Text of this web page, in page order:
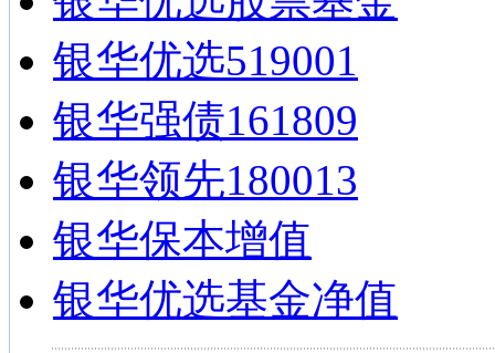
银华优选519001
银华强债161809
银华领先180013
银华保本增值
银华优选基金净值